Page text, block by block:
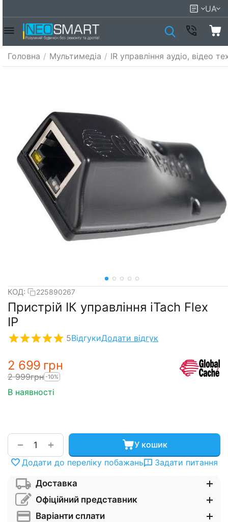
UA
Головна / Мультимедіа / IR управління аудіо, відео
КОД: 225890267
Пристрій ІК управління iTach Flex
IP
5ВідгукиДодати відгук
2 699 грн
2 999грн -10%
В наявності
+
−
У кошик
Додати до переліку побажань
Задати питання
Доставка
Офіційний представник
Варіанти сплати